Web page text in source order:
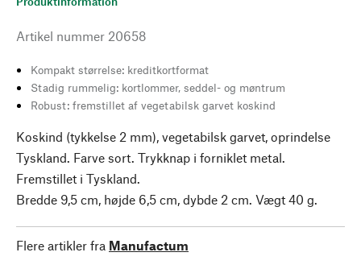
Artikel nummer 20658
Kompakt størrelse: kreditkortformat
Stadig rummelig: kortlommer, seddel- og møntrum
Robust: fremstillet af vegetabilsk garvet koskind
Koskind (tykkelse 2 mm), vegetabilsk garvet, oprindelse
Tyskland. Farve sort. Trykknap i forniklet metal.
Fremstillet i Tyskland.
Bredde 9,5 cm, højde 6,5 cm, dybde 2 cm. Vægt 40 g.
Flere artikler fra Manufactum